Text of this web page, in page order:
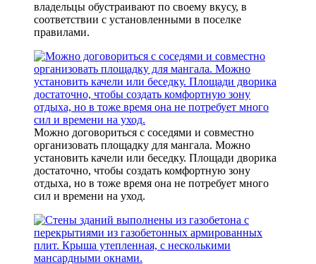
владельцы обустраивают по своему вкусу, в
соответствии с установленными в поселке
правилами.
Можно договориться с соседями и совместно
организовать площадку для мангала. Можно
установить качели или беседку. Площади дворика
достаточно, чтобы создать комфортную зону
отдыха, но в тоже время она не потребует много
сил и времени на уход.